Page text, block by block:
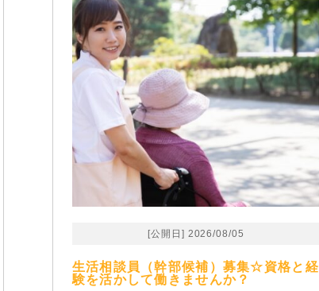
[公開日] 2026/08/05
生活相談員（幹部候補）募集☆資格と経
験を活かして働きませんか？